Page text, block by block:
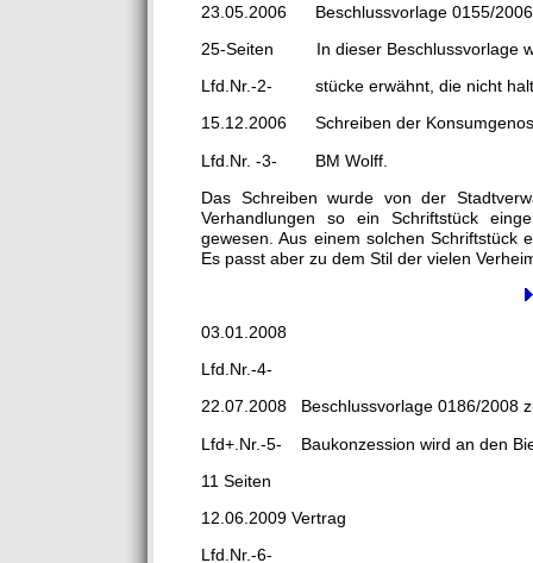
23.05.2006 Beschlussvorlage 0155/2006
25-Seiten In dieser Beschlussvorlage
Lfd.Nr.-2- stücke erwähnt, die nicht
15.12.2006 Schreiben der
Lfd.Nr. -3- BM Wolff.
Das Schreiben wurde von der
Verhandlungen so ein Schriftstück
gewesen. Aus einem solchen Schriftstück
Es passt aber zu dem Stil der vielen
03.01.2008
Lfd.Nr.-4-
22.07.2008 Beschlussvorlage 0186/2008
Lfd+.Nr.-5- Baukonzession wird an den
11 Seiten
12.06.2009 Vertrag
Lfd.Nr.-6-